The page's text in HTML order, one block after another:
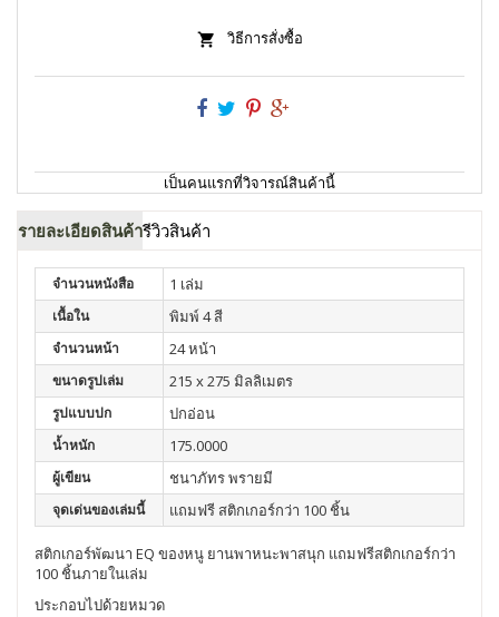
วิธีการสั่งซื้อ
เป็นคนแรกที่วิจารณ์สินค้านี้
รายละเอียดสินค้ารีวิวสินค้า
จำนวนหนังสือ 1 เล่ม
เนื้อใน พิมพ์ 4 สี
จำนวนหน้า 24 หน้า
ขนาดรูปเล่ม 215 x 275 มิลลิเมตร
รูปแบบปก ปกอ่อน
น้ำหนัก 175.0000
ผู้เขียน ชนาภัทร พรายมี
จุดเด่นของเล่มนี้ แถมฟรี สติกเกอร์กว่า 100 ชิ้น
สติกเกอร์พัฒนา EQ ของหนู ยานพาหนะพาสนุก แถมฟรีสติกเกอร์กว่า
100 ชิ้นภายในเล่ม
ประกอบไปด้วยหมวด